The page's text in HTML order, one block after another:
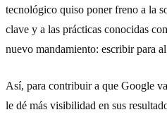
tecnológico quiso poner freno a la
clave y a las prácticas conocidas
nuevo mandamiento: escribir para
Así, para contribuir a que Google
le dé más visibilidad en sus